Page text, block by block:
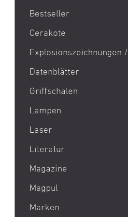
Bestseller
1911
Aktion Bester Preis
AR 15
B&T Print-X
CZ 75 / CZ TS
Eotech EXPS3 / Eotech
EXPS2
Glock 48 / Glock 43X
Heckler & Koch MP5 /
Heckler & Koch SP5
Cerakote
Explosionszeichnungen /
Datenblätter
Griffschalen
Lampen
Laser
Literatur
Magazine
Magpul
Marken